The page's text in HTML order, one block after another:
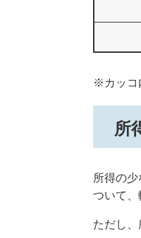
※カッコ
所
所得の
ついて、
ただし